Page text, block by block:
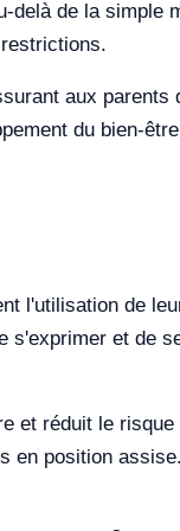
delà de la simple
aux parents
du bien-
l'utilisation de
s'exprimer et de
et réduit le risque
en position assise.